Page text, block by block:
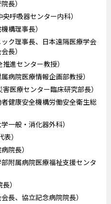
長）
呼吸器センター内科）
構理事長）
ク理事長、日本遠隔医療学会
長）
進センター教授）
病院医療情報企画部教授）
医療センター臨床研究部長）
健康安全機構労働安全衛生総
一般・消化器外科）
）
院長）
附属病院医療福祉支援センタ
）
長、協立記念病院院長）